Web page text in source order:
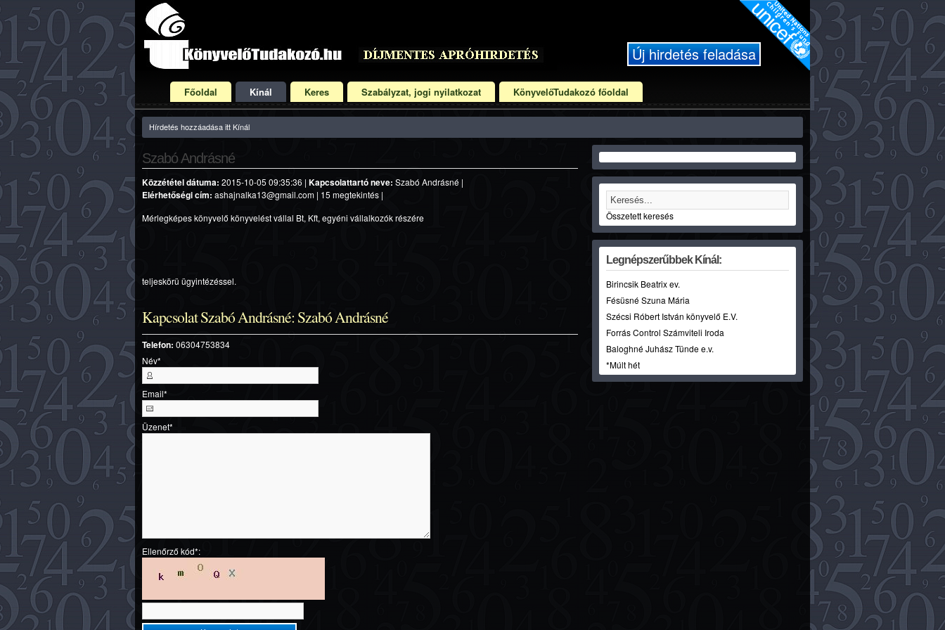
Új hirdetés feladása
Főoldal Kínál Keres Szabályzat, jogi nyilatkozat KönyvelőTudakozó főoldal
Hírdetés hozzáadása itt Kínál
Szabó Andrásné
Közzététel dátuma: 2015-10-05 09:35:36 | Kapcsolattartó neve: Szabó Andrásné |
Elérhetőségi cím: ashajnalka13@gmail.com | 15 megtekintés |
Mérlegképes könyvelő könyvelést vállal Bt, Kft, egyéni vállalkozók részére
teljeskörü ügyintézéssel.
Kapcsolat Szabó Andrásné: Szabó Andrásné
Telefon: 06304753834
Név*
Email*
Üzenet*
Ellenőrző kód*:
Összetett keresés
Legnépszerűbbek Kínál:
Birincsik Beatrix ev.
Fésüsné Szuna Mária
Szécsi Róbert István könyvelő E.V.
Forrás Control Számviteli Iroda
Baloghné Juhász Tünde e.v.
*Múlt hét